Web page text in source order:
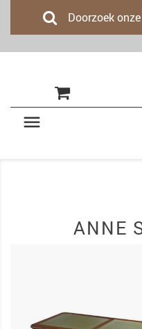

ANNE